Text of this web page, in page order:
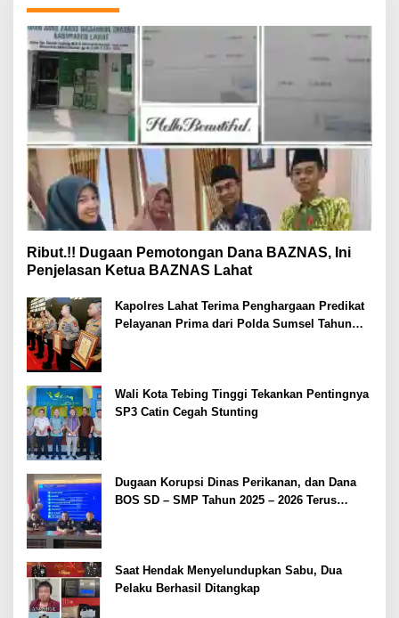
Ribut.!! Dugaan Pemotongan Dana BAZNAS, Ini
Penjelasan Ketua BAZNAS Lahat
Kapolres Lahat Terima Penghargaan Predikat
Pelayanan Prima dari Polda Sumsel Tahun
Wali Kota Tebing Tinggi Tekankan Pentingnya
SP3 Catin Cegah Stunting
Dugaan Korupsi Dinas Perikanan, dan Dana
BOS SD – SMP Tahun 2025 – 2026 Terus
Saat Hendak Menyelundupkan Sabu, Dua
Pelaku Berhasil Ditangkap